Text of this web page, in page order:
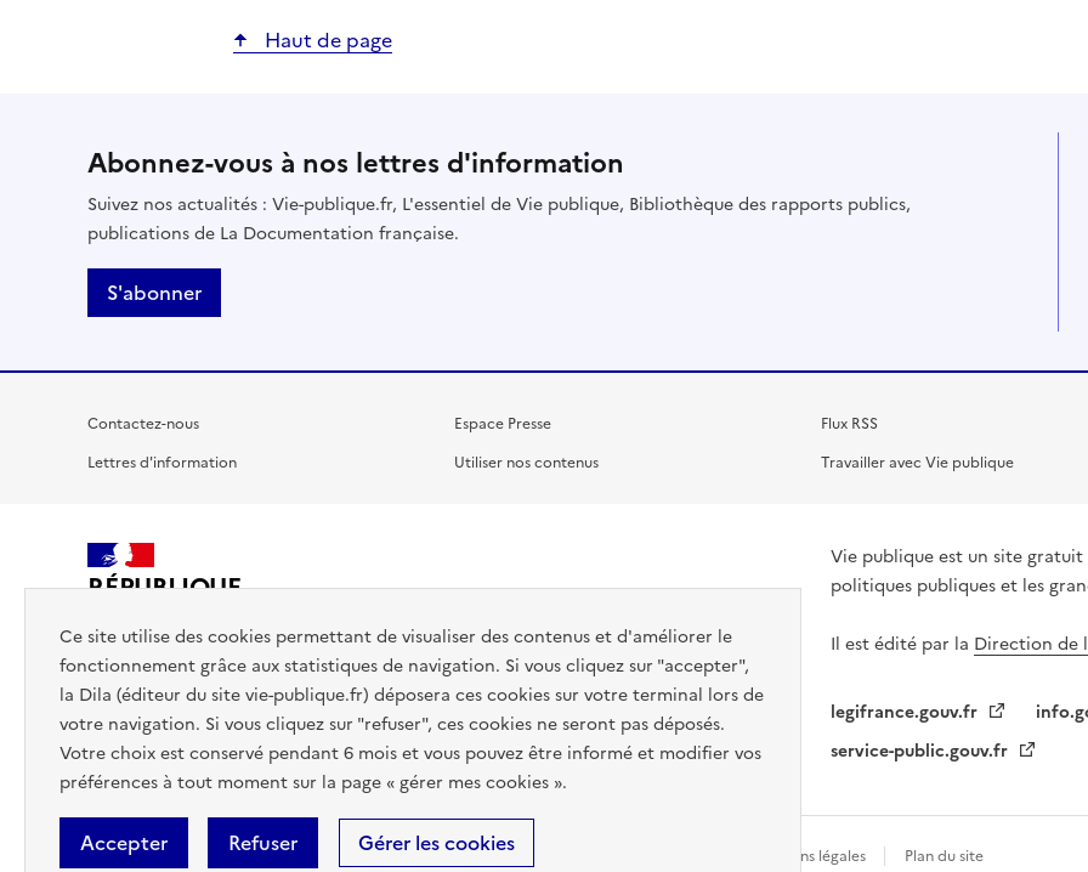
Ce site utilise des cookies permettant de visualiser des contenus et d'améliorer le
fonctionnement grâce aux statistiques de navigation. Si vous cliquez sur "accepter",
la Dila (éditeur du site vie-publique.fr) déposera ces cookies sur votre terminal lors de
votre navigation. Si vous cliquez sur "refuser", ces cookies ne seront pas déposés.
Votre choix est conservé pendant 6 mois et vous pouvez être informé et modifier vos
préférences à tout moment sur la page « gérer mes cookies ».
Accepter Refuser Gérer les cookies
Haut de page
Abonnez-vous à nos lettres d'information
Suivez nos actualités : Vie-publique.fr, L'essentiel de Vie publique, Bibliothèque des rapports publics,
publications de La Documentation française.
S'abonner
Contactez-nous
Lettres d'information
Espace Presse
Utiliser nos contenus
Flux RSS
Travailler avec Vie publique
RÉPUBLIQUE
Vie publique est un site
politiques publiques et les
Il est édité par la Direction de
legifrance.gouv.fr
service-public.gouv.fr
Accessibilité : totalement conforme Données personnelles Mentions légales Plan du site